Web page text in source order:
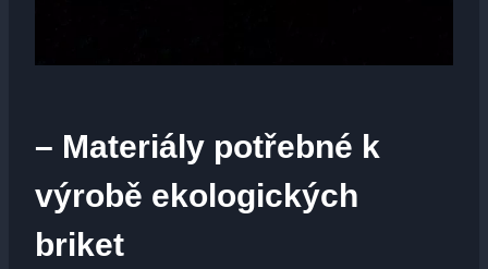
– Materiály potřebné k
výrobě ekologických
briket